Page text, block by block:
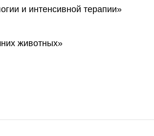
и интенсивной терапии»
животных»